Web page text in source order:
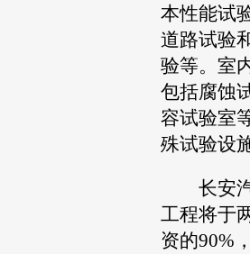
本性能试
道路试验
验等。室
包括腐蚀
容试验室
殊试验设
长安
工程将于
资的90%